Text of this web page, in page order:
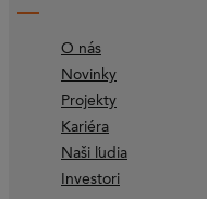
O nás
Novinky
Projekty
Kariéra
Naši ľudia
Investori